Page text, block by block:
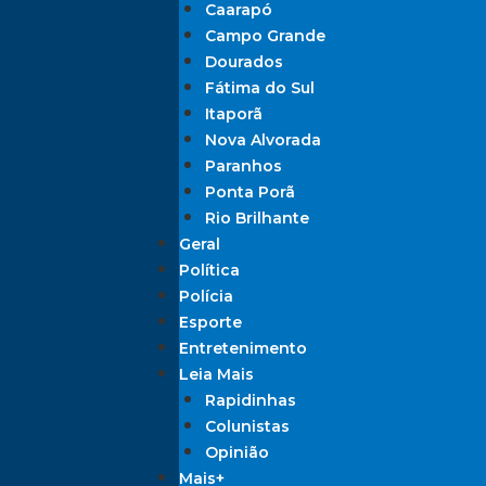
Caarapó
Campo Grande
Dourados
Fátima do Sul
Itaporã
Nova Alvorada
Paranhos
Ponta Porã
Rio Brilhante
Geral
Política
Polícia
Esporte
Entretenimento
Leia Mais
Rapidinhas
Colunistas
Opinião
Mais+